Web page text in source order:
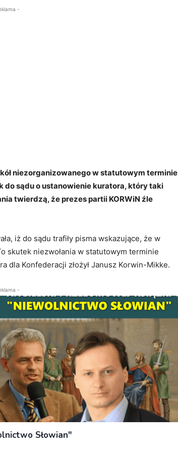
-
niezorganizowanego w statutowym terminie
do sądu o ustanowienie kuratora, który taki
twierdzą, że prezes partii KORWiN źle
iż do sądu trafiły pisma wskazujące, że w
skutek niezwołania w statutowym terminie
dla Konfederacji złożył Janusz Korwin-Mikke.
-